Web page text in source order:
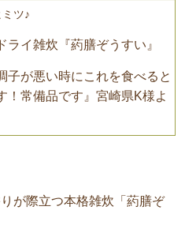
ツ♪
イ雑炊『葯膳ぞうすい』
子が悪い時にこれを食べると
！常備品です』宮崎県K様よ
が際立つ本格雑炊「葯膳ぞ